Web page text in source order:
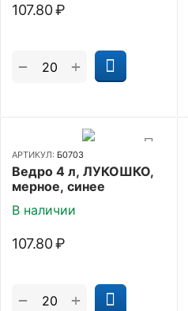
107.80₽
+
−
АРТИКУЛ: Б0703
Ведро 4 л, ЛУКОШКО,
мерное, синее
В наличии
107.80₽
+
−